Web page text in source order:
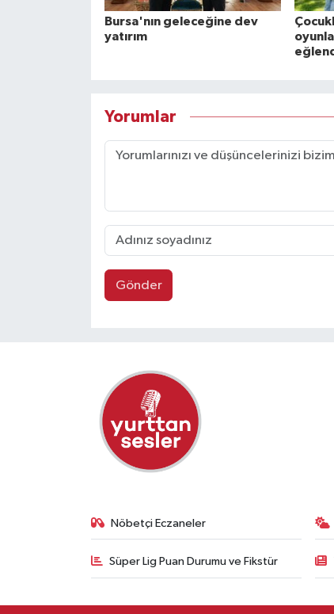
Bursa'nın geleceğine dev
yatırım
Yorumlar
Gönder
Nöbetçi Eczaneler
Süper Lig Puan Durumu ve Fikstür